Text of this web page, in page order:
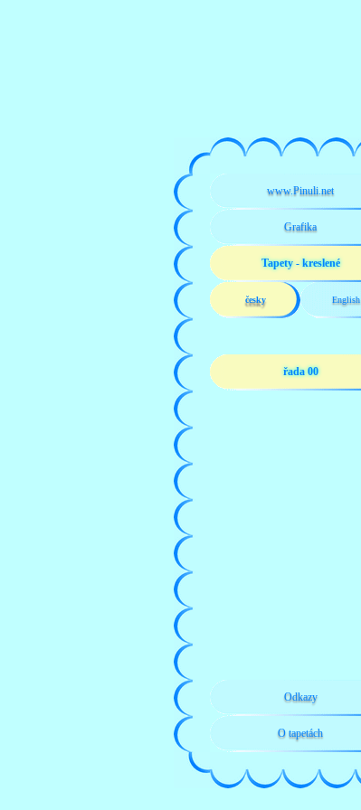
www.Pinuli.net
Grafika
Tapety - kreslené
česky English
řada 00
Odkazy
O tapetách